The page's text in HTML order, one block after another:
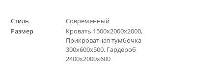
Стиль
Современный
Размер
Кровать 1500х2000х2000,
Прикроватная тумбочка
300х600х500, Гардероб
2400х2000х600